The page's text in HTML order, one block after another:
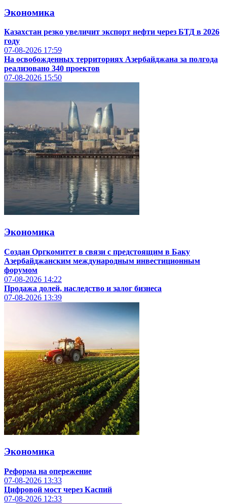
Экономика
Казахстан резко увеличит экспорт нефти через БТД в 2026
году
07-08-2026 17:59
На освобожденных территориях Азербайджана за полгода
реализовано 340 проектов
07-08-2026 15:50
Экономика
Создан Оргкомитет в связи с предстоящим в Баку
Азербайджанским международным инвестиционным
форумом
07-08-2026 14:22
Продажа долей, наследство и залог бизнеса
07-08-2026 13:39
Экономика
Реформа на опережение
07-08-2026 13:33
Цифровой мост через Каспий
07-08-2026 12:33